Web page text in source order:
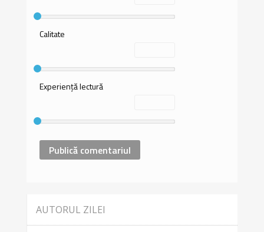
Calitate
Experiență lectură
AUTORUL ZILEI